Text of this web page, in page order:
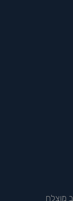
מוצלח